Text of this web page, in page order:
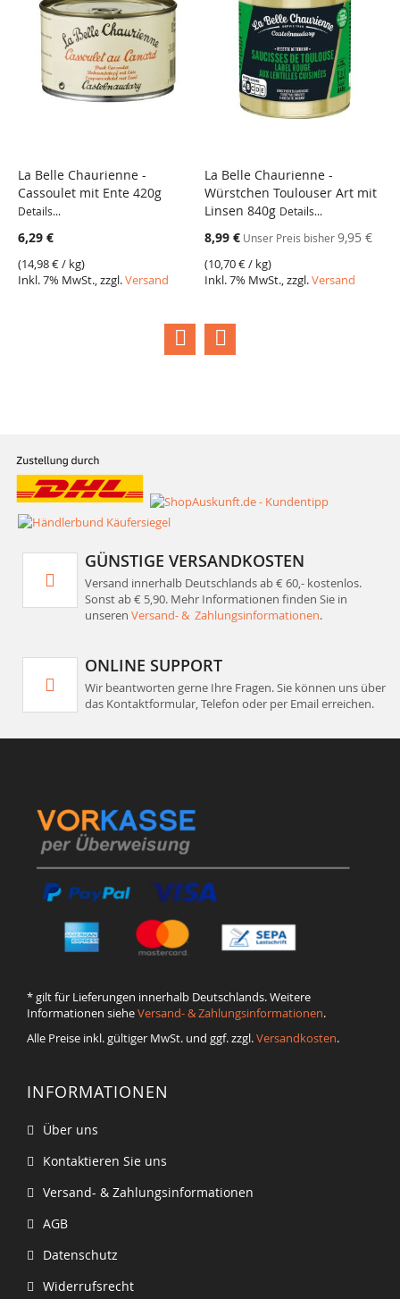
La Belle Chaurienne -
Cassoulet mit Ente 420g
Details...
6,29 €
(14,98 €/ kg)
Inkl. 7% MwSt., zzgl.Versand
La Belle Chaurienne -
Würstchen Toulouser Art mit
Linsen 840g Details...
Sonderangebot
8,99 € Unser Preis bisher9,95 €
(10,70 €/ kg)
Inkl. 7% MwSt., zzgl.Versand
GÜNSTIGE VERSANDKOSTEN
Versand innerhalb Deutschlands ab € 60,- kostenlos.
Sonst ab € 5,90. Mehr Informationen finden Sie in
unseren Versand- & Zahlungsinformationen.
ONLINE SUPPORT
Wir beantworten gerne Ihre Fragen. Sie können uns über
das Kontaktformular, Telefon oder per Email erreichen.
* gilt für Lieferungen innerhalb Deutschlands. Weitere
Informationen sieheVersand- & Zahlungsinformationen.
Alle Preise inkl. gültiger MwSt. und ggf. zzgl.Versandkosten.
INFORMATIONEN
Über uns
Kontaktieren Sie uns
Versand- & Zahlungsinformationen
AGB
Datenschutz
Widerrufsrecht